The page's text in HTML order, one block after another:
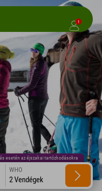
1
esetén az éjszakai tartózkodásokra
WHO
2 Vendégek